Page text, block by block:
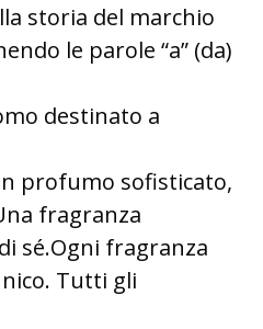
storia del marchio
le parole “a” (da)
destinato a
profumo sofisticato,
fragranza
sé.Ogni fragranza
Tutti gli